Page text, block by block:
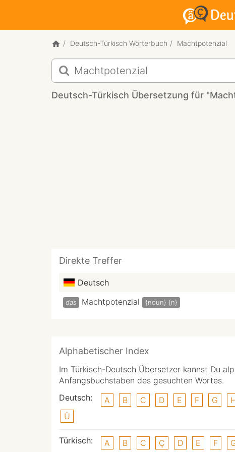
Deutsch-Türkisch Wörterbuch Machtpotenzial
Deutsch-
Türkisch
Übersetzung
für
Deutsch-Türkisch Übersetzung für
Direkte Treffer
Deutsch
das Machtpotenzial {noun} {n}
Alphabetischer Index
Im Türkisch-Deutsch Übersetzer kannst Du
Anfangsbuchstaben des gesuchten Wortes.
Deutsch:
A B C D E F G
Ü
Türkisch: A B C Ç D E F